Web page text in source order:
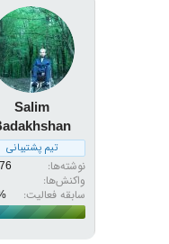
Salim
تیم پشتیبانی
نوشته‌ها
واکنش‌ها
سابقه فعالیت: